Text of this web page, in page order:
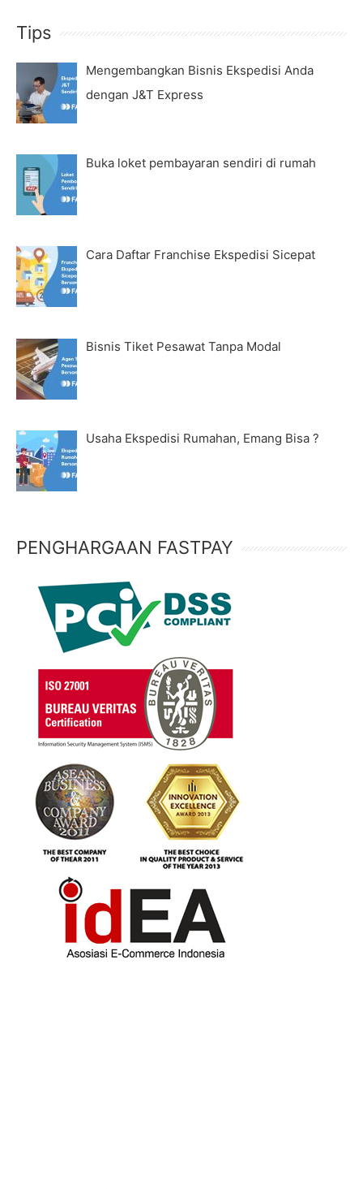
Tips
Mengembangkan Bisnis Ekspedisi Anda
dengan J&T Express
Buka loket pembayaran sendiri di rumah
Cara Daftar Franchise Ekspedisi Sicepat
Bisnis Tiket Pesawat Tanpa Modal
Usaha Ekspedisi Rumahan, Emang Bisa ?
PENGHARGAAN FASTPAY